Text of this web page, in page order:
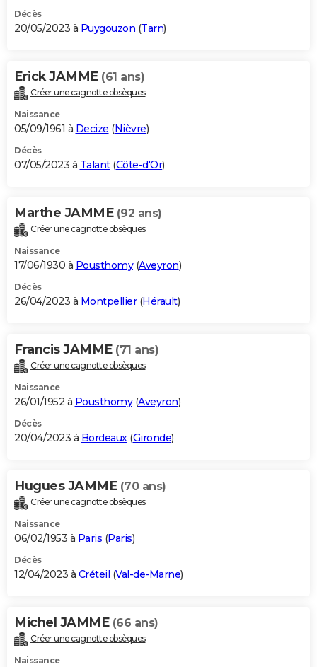
Décès
20/05/2023 à Puygouzon (Tarn)
Erick JAMME (61 ans)
Créer une cagnotte obsèques
Naissance
05/09/1961 à Decize (Nièvre)
Décès
07/05/2023 à Talant(Côte-d'Or)
Marthe JAMME (92 ans)
Créer une cagnotte obsèques
Naissance
17/06/1930 à Pousthomy(Aveyron)
Décès
26/04/2023 à Montpellier(Hérault)
Francis JAMME (71 ans)
Créer une cagnotte obsèques
Naissance
26/01/1952 à Pousthomy(Aveyron)
Décès
20/04/2023 à Bordeaux(Gironde)
Hugues JAMME (70 ans)
Créer une cagnotte obsèques
Naissance
06/02/1953 à Paris (Paris)
Décès
12/04/2023 à Créteil (Val-de-Marne)
Michel JAMME (66 ans)
Créer une cagnotte obsèques
Naissance